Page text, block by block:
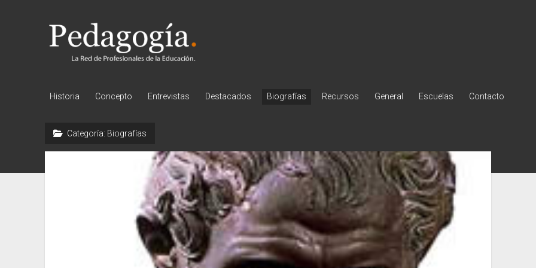
Pedagogía
Historia Concepto Entrevistas Destacados Biografías Recursos General Escuelas Contacto
Categoría: Biografías